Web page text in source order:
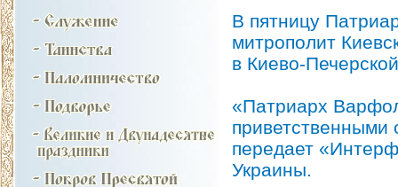
В пятницу
митрополит
в Киево-
«Патриарх
приветственными
передает
Украины.